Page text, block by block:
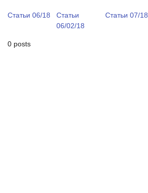
Статьи 06/18
Статьи
06/02/18
Статьи 07/18
0 posts